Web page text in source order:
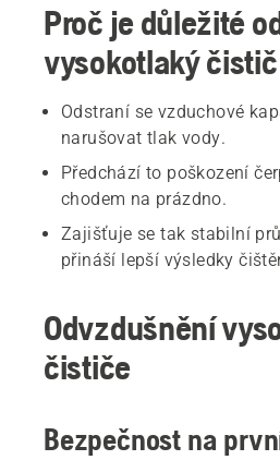
Proč je důležité
vysokotlaký čistič
Odstraní se vzduchové
narušovat tlak vody.
Předchází to poškození
chodem na prázdno.
Zajišťuje se tak stabilní
přináší lepší výsledky
Odvzdušnění
čističe
Bezpečnost na